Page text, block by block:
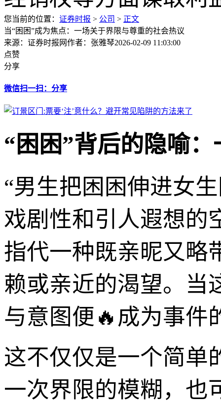
您当前的位置： 证券时报 > 公司 > 正文
当“困困”成为焦点：一场关于界限与尊重的社会热议
来源：证券时报网作者：张雅琴2026-02-09 11:03:00
点赞
分享
微信扫一扫：分享
“困困”背后的隐喻
“男生把困困伸进女
戏剧性和引人遐想的
指代一种既亲昵又略
赖或亲近的渴望。当
与意图便🔥成为事件
这不仅仅是一个简单
一次界限的模糊，也